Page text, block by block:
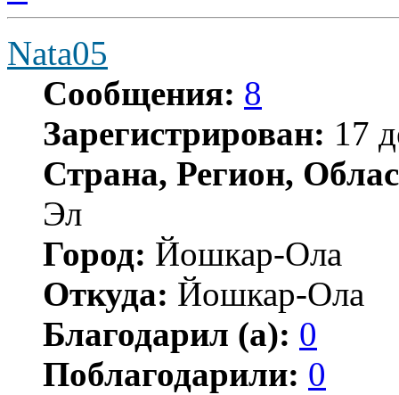
Nata05
Сообщения: 8
Зарегистрирован: 17
Страна, Регион,
Эл
Город: Йошкар-Ола
Откуда: Йошкар-Ола
Благодарил (а): 0
Поблагодарили: 0